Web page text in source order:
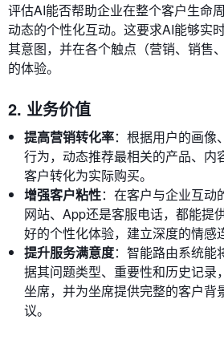
评估AI能否帮助企业在整个客户生命
动态的个性化互动。这要求AI能够实
其意图，并在各个触点（营销、销售
的体验。
2. 业务价值
提高营销转化率：根据用户的画像
行为，动态推荐最相关的产品、内
客户转化为实际购买。
增强客户粘性：在客户与企业互动
网站、App还是客服电话，都能提
好的个性化体验，建立深度的情感
提升服务满意度：智能路由系统能
据其问题类型、重要性和历史记录
坐席，并为坐席提供完整的客户背
议。